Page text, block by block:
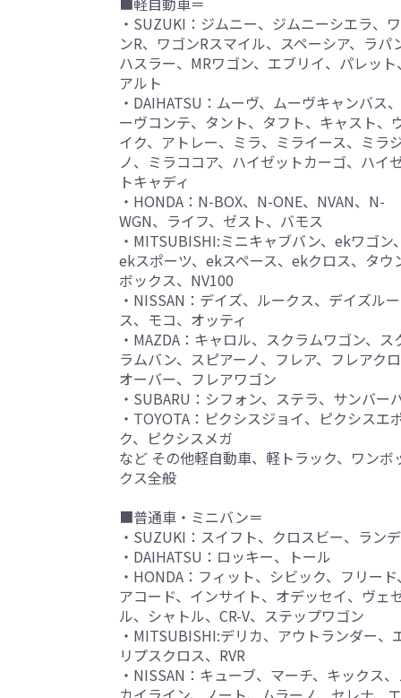
・SUZUKI：ジムニー、ジムニーシエラ、
ンR、ワゴンRスマイル、スペーシア、ラパ
ハスラー、MRワゴン、エブリイ、パレット
アルト
・DAIHATSU：ムーヴ、ムーヴキャンバス
ーヴコンテ、タント、タフト、キャスト、
イク、アトレー、ミラ、ミライース、ミラ
ノ、ミラココア、ハイゼットカーゴ、ハイ
トキャディ
・HONDA：N-BOX、N-ONE、NVAN、N-
WGN、ライフ、ゼスト、バモス
・MITSUBISHI:ミニキャブバン、ekワゴン
ekスポーツ、ekスペース、ekクロス、タウ
ボックス、NV100
・NISSAN：デイズ、ルークス、デイズル
ス、モコ、オッティ
・MAZDA：キャロル、スクラムワゴン、ス
ラムバン、スピアーノ、フレア、フレアク
オーバー、フレアワゴン
・SUBARU：シフォン、ステラ、サンバー
・TOYOTA：ピクシスジョイ、ピクシスエ
ク、ピクシスメガ
など その他軽自動車、軽トラック、ワンボ
クス全般
■普通車・ミニバン＝
・SUZUKI：スイフト、クロスビー、ラン
・DAIHATSU：ロッキー、トール
・HONDA：フィット、シビック、フリード
アコード、インサイト、オデッセイ、ヴェ
ル、シャトル、CR-V、ステップワゴン
・MITSUBISHI:デリカ、アウトランダー、
リプスクロス、RVR
・NISSAN：キューブ、マーチ、キックス